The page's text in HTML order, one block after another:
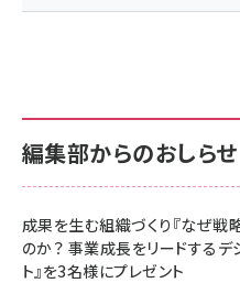
編集部からのおしらせ
成果を生む組織づくり『なぜ
のか？ 事業成長をリードするデ
ト』を3名様にプレゼント